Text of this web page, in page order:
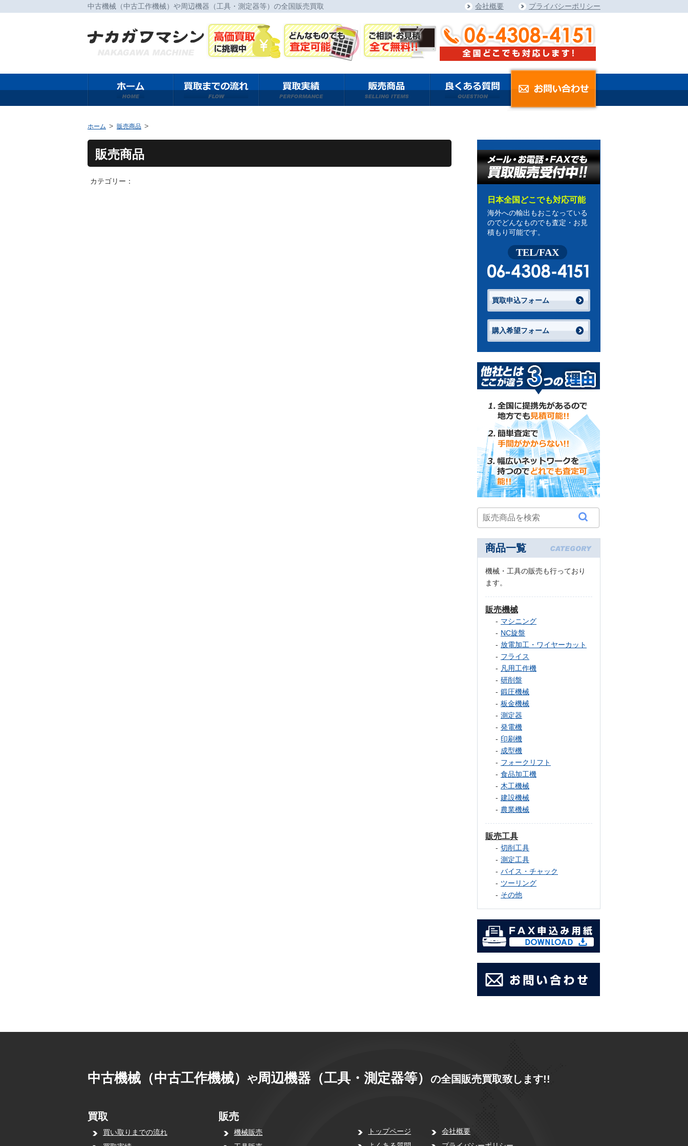
中古機械（中古工作機械）や周辺機器（工具・測定器等）の全国販売買取 会社概要 プライバシーポリシー
ホーム 販売商品
販売商品
カテゴリー：
日本全国どこでも対応可能
海外への輸出もおこなっている
のでどんなものでも査定・お見
積もり可能です。
TEL/FAX
買取申込フォーム
購入希望フォーム
商品一覧
機械・工具の販売も行っており
ます。
販売機械
マシニング
NC旋盤
放電加工・ワイヤーカット
フライス
凡用工作機
研削盤
鍛圧機械
板金機械
測定器
発電機
印刷機
成型機
フォークリフト
食品加工機
木工機械
建設機械
農業機械
販売工具
切削工具
測定工具
バイス・チャック
ツーリング
その他
中古機械（中古工作機械） や周辺機器（工具・測定器等） の全国販売買取致します!!
買取
買い取りまでの流れ
販売
機械販売
トップページ
会社概要